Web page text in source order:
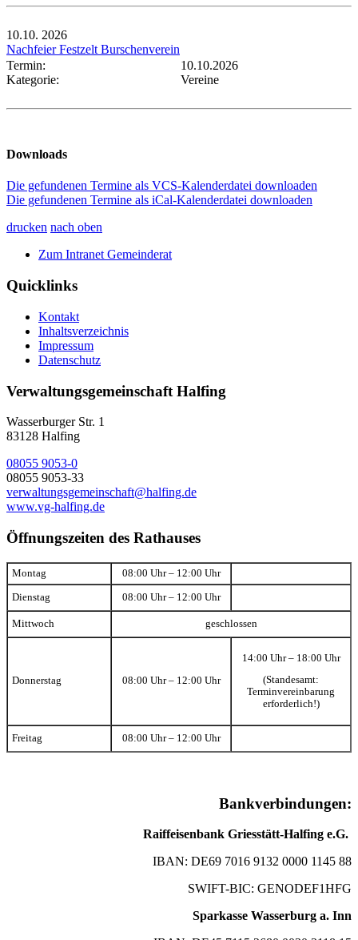
10.10. 2026
Nachfeier Festzelt Burschenverein
Termin:
10.10.2026
Kategorie:
Vereine
Downloads
Die gefundenen Termine als VCS-Kalenderdatei downloaden
Die gefundenen Termine als iCal-Kalenderdatei downloaden
drucken nach oben
Zum Intranet Gemeinderat
Quicklinks
Kontakt
Inhaltsverzeichnis
Impressum
Datenschutz
Verwaltungsgemeinschaft Halfing
Wasserburger Str. 1
83128 Halfing
08055 9053-0
08055 9053-33
verwaltungsgemeinschaft@halfing.de
www.vg-halfing.de
Öffnungszeiten des Rathauses
Montag 08:00 Uhr – 12:00 Uhr
Dienstag 08:00 Uhr – 12:00 Uhr
Mittwoch geschlossen
Donnerstag 08:00 Uhr – 12:00 Uhr
14:00 Uhr – 18:00 Uhr
(Standesamt:
Terminvereinbarung
erforderlich!)
Freitag 08:00 Uhr – 12:00 Uhr
Bankverbindungen:
Raiffeisenbank Griesstätt-Halfing e.G.
IBAN: DE69 7016 9132 0000 1145 88
SWIFT-BIC: GENODEF1HFG
Sparkasse Wasserburg a. Inn